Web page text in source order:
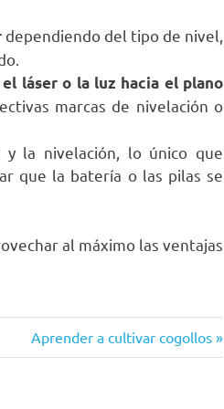
dependiendo del tipo de nivel,
láser o la luz hacia el plano
marcas de nivelación o
la nivelación, lo único que
que la batería o las pilas se
al máximo las ventajas
Siguiente
entrada:
Aprender a cultivar cogollos